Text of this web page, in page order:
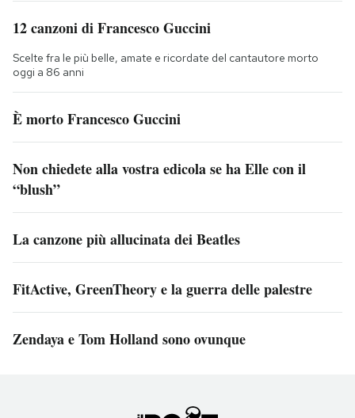
12 canzoni di Francesco Guccini
Scelte fra le più belle, amate e ricordate del cantautore morto
oggi a 86 anni
È morto Francesco Guccini
Non chiedete alla vostra edicola se ha Elle con il
“blush”
La canzone più allucinata dei Beatles
FitActive, GreenTheory e la guerra delle palestre
Zendaya e Tom Holland sono ovunque